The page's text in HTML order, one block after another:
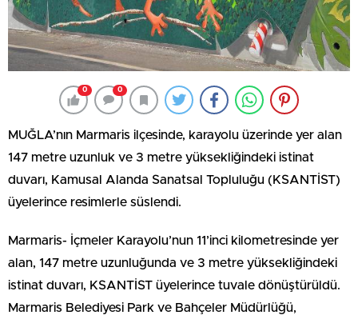
0 0
MUĞLA’nın Marmaris ilçesinde, karayolu üzerinde yer alan
147 metre uzunluk ve 3 metre yüksekliğindeki istinat
duvarı, Kamusal Alanda Sanatsal Topluluğu (KSANTİST)
üyelerince resimlerle süslendi.
Marmaris- İçmeler Karayolu’nun 11’inci kilometresinde yer
alan, 147 metre uzunluğunda ve 3 metre yüksekliğindeki
istinat duvarı, KSANTİST üyelerince tuvale dönüştürüldü.
Marmaris Belediyesi Park ve Bahçeler Müdürlüğü,